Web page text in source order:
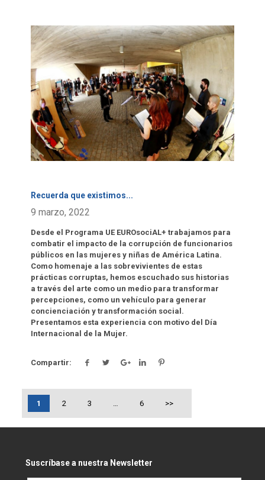
Click para leer más.
Recuerda que existimos...
9 marzo, 2022
Desde el Programa UE EUROsociAL+ trabajamos para
combatir el impacto de la corrupción de funcionarios
públicos en las mujeres y niñas de América Latina.
Como homenaje a las sobrevivientes de estas
prácticas corruptas, hemos escuchado sus historias
a través del arte como un medio para transformar
percepciones, como un vehículo para generar
concienciación y transformación social.
Presentamos esta experiencia con motivo del Día
Internacional de la Mujer.
Compartir:
1 2 3 6 >>
Suscríbase a nuestra Newsletter